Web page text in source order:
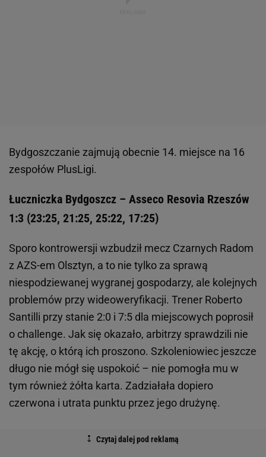
Bydgoszczanie zajmują obecnie 14. miejsce na 16
zespołów PlusLigi.
Łuczniczka Bydgoszcz – Asseco Resovia Rzeszów
1:3 (23:25, 21:25, 25:22, 17:25)
Sporo kontrowersji wzbudził mecz Czarnych Radom
z AZS-em Olsztyn, a to nie tylko za sprawą
niespodziewanej wygranej gospodarzy, ale kolejnych
problemów przy wideoweryfikacji. Trener Roberto
Santilli przy stanie 2:0 i 7:5 dla miejscowych poprosił
o challenge. Jak się okazało, arbitrzy sprawdzili nie
tę akcję, o którą ich proszono. Szkoleniowiec jeszcze
długo nie mógł się uspokoić – nie pomogła mu w
tym również żółta karta. Zadziałała dopiero
czerwona i utrata punktu przez jego drużynę.